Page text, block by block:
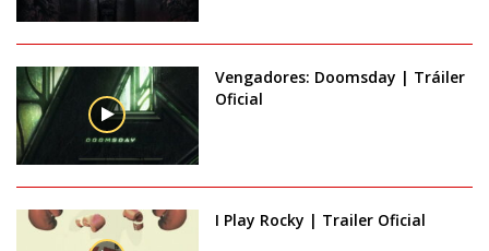
Vengadores: Doomsday | Tráiler
Oficial
I Play Rocky | Trailer Oficial